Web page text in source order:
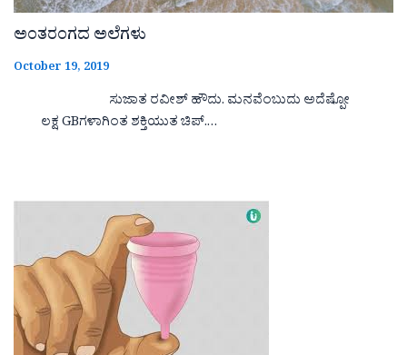
ಅಂತರಂಗದ ಅಲೆಗಳು
October 19, 2019
ಸುಜಾತ ರವೀಶ್ ಹೌದು. ಮನವೆಂಬುದು ಅದೆಷ್ಪೋ
ಲಕ್ಷ GBಗಳಾಗಿಂತ ಶಕ್ತಿಯುತ ಚಿಪ್.…